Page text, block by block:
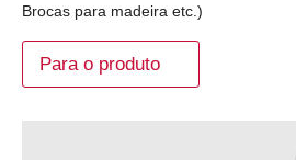
Brocas para madeira etc.)
Para o produto